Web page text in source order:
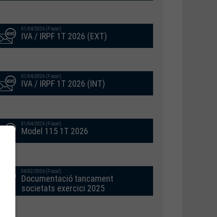
01/04/2026 (Fiscal)
IVA / IRPF 1T 2026 (EXT)
01/04/2026 (Fiscal)
IVA / IRPF 1T 2026 (INT)
01/04/2026 (Fiscal)
Model 115 1T 2026
06/02/2026 (Fiscal)
Documentació tancament
societats exercici 2025